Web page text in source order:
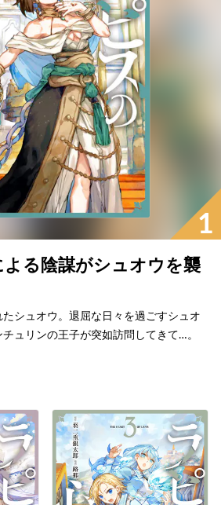
1
る陰謀がシュオウを襲
シュオウ。退屈な日々を過ごすシュオ
ュリンの王子が突如訪問してきて…。